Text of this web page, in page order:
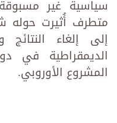
سياسية غير
متطرف أُثيرت حوله
إلى إلغاء
الديمقراطية في
المشروع الأوروبي.